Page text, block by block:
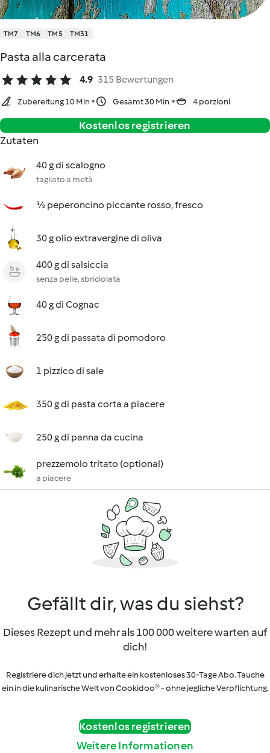
TM7 TM6 TM5 TM31
Pasta alla carcerata
4.9 315 Bewertungen
Zubereitung 10 Min Gesamt 30 Min 4 porzioni
Kostenlos registrieren
Zutaten
40 g di scalogno
tagliato a metà
½ peperoncino piccante rosso, fresco
30 g olio extravergine di oliva
400 g di salsiccia
senza pelle, sbriciolata
40 g di Cognac
250 g di passata di pomodoro
1 pizzico di sale
350 g di pasta corta a piacere
250 g di panna da cucina
prezzemolo tritato (optional)
a piacere
Gefällt dir, was du siehst?
Dieses Rezept und mehr als 100 000 weitere warten auf
dich!
Registriere dich jetzt und erhalte ein kostenloses 30-Tage Abo. Tauche
ein in die kulinarische Welt von Cookidoo® - ohne jegliche Verpflichtung.
Kostenlos registrieren
Weitere Informationen